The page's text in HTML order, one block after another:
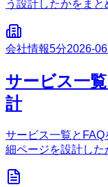
う設計したかをまと
会社情報5分2026-
サービス一
計
サービス一覧と
細ページを設計した